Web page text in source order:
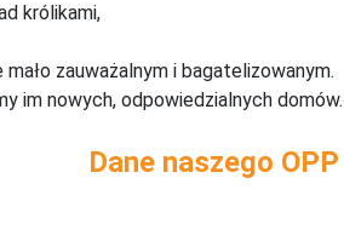
królikami,
zauważalnym i bagatelizowanym.
im nowych, odpowiedzialnych domów.
Dane naszego OPP